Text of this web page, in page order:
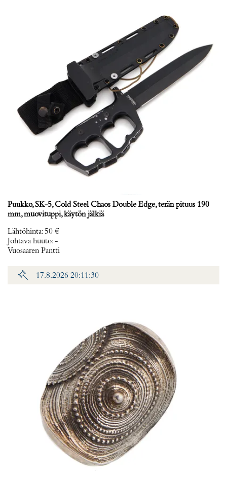
Puukko, SK-5, Cold Steel Chaos Double Edge, terän pituus 190
mm, muovituppi, käytön jälkiä
Lähtöhinta: 50 €
Johtava huuto:-
Vuosaaren Pantti
17.8.2026 20:11:30